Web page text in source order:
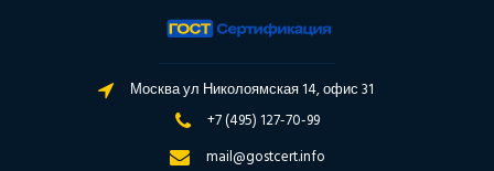
Москва ул Николоямская 14, офис 31
+7 (495) 127-70-99
mail@gostcert.info